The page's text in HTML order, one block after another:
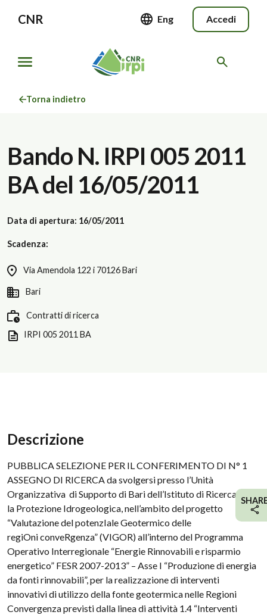
CNR Eng Accedi
Torna indietro
Bando N. IRPI 005 2011
BA del 16/05/2011
Data di apertura: 16/05/2011
Scadenza:
Via Amendola 122 i 70126 Bari
Bari
Contratti di ricerca
IRPI 005 2011 BA
Descrizione
PUBBLICA SELEZIONE PER IL CONFERIMENTO DI N° 1
ASSEGNO DI RICERCA da svolgersi presso l’Unità
Organizzativa di Supporto di Bari dell’Istituto di Ricerca per
la Protezione Idrogeologica, nell’ambito del progetto
“Valutazione del potenzIale Geotermico delle
regiOni conveRgenza” (VIGOR) all’interno del Programma
Operativo Interregionale “Energie Rinnovabili e risparmio
energetico” FESR 2007-2013” – Asse I “Produzione di energia
da fonti rinnovabili”, per la realizzazione di interventi
innovativi di utilizzo della fonte geotermica nelle Regioni
Convergenza previsti dalla linea di attività 1.4 “Interventi